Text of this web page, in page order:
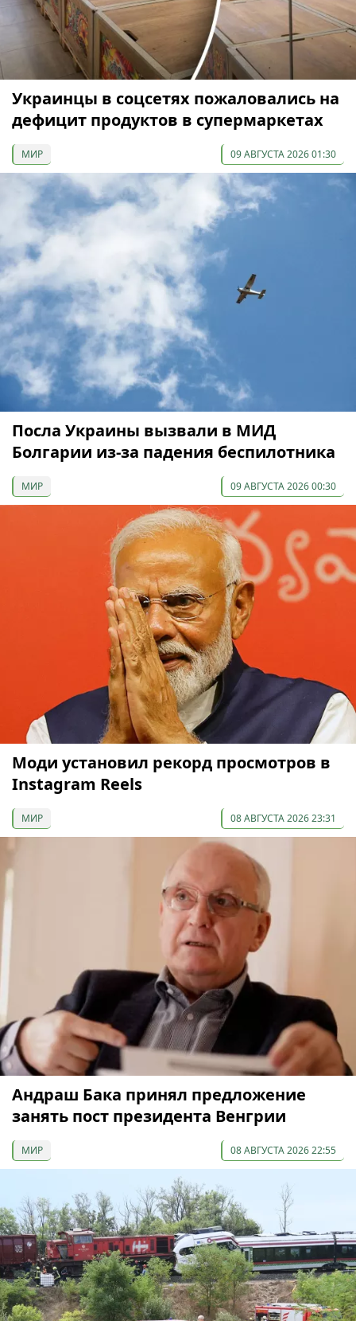
Украинцы в соцсетях пожаловались на
дефицит продуктов в супермаркетах
МИР 09 АВГУСТА 2026 01:30
Посла Украины вызвали в МИД
Болгарии из-за падения беспилотника
МИР 09 АВГУСТА 2026 00:30
Моди установил рекорд просмотров в
Instagram Reels
МИР 08 АВГУСТА 2026 23:31
Андраш Бака принял предложение
занять пост президента Венгрии
МИР 08 АВГУСТА 2026 22:55